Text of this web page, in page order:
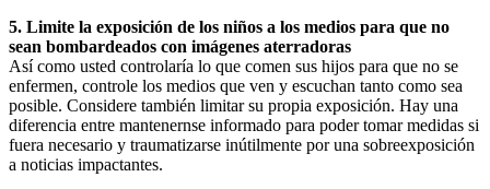
5. Limite la exposición de los niños a los medios para que no
sean bombardeados con imágenes aterradoras
Así como usted controlaría lo que comen sus hijos para que no se
enfermen, controle los medios que ven y escuchan tanto como sea
posible. Considere también limitar su propia exposición. Hay una
diferencia entre mantenernse informado para poder tomar medidas si
fuera necesario y traumatizarse inútilmente por una sobreexposición
a noticias impactantes.